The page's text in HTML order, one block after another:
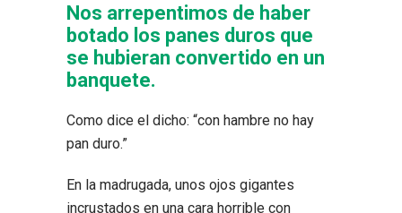
Nos arrepentimos de haber
botado los panes duros que
se hubieran convertido en un
banquete.
Como dice el dicho: “con hambre no hay
pan duro.”
En la madrugada, unos ojos gigantes
incrustados en una cara horrible con